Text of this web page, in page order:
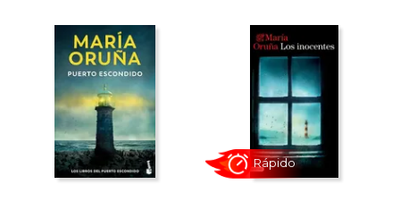
15%
dcto. $ 20.36
15%
dcto.